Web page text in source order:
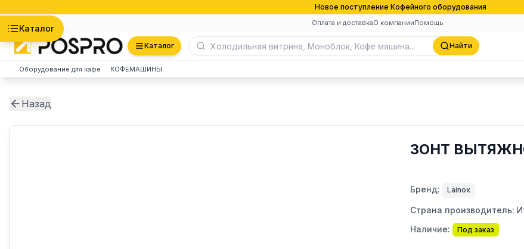
Новое поступление Кофейного оборудования
Оплата и доставкаО компанииПомощь
Каталог
Каталог Найти
Оборудование для кафе КОФЕМАШИНЫ
Назад
ЗОНТ
Бренд: Lainox
Страна производитель:
Наличие:
Под заказ